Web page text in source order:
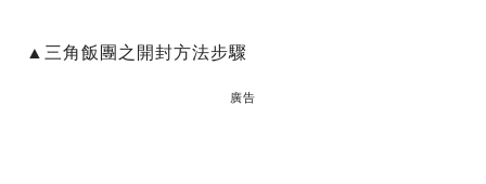
▲三角飯團之開封方法步驟
廣告